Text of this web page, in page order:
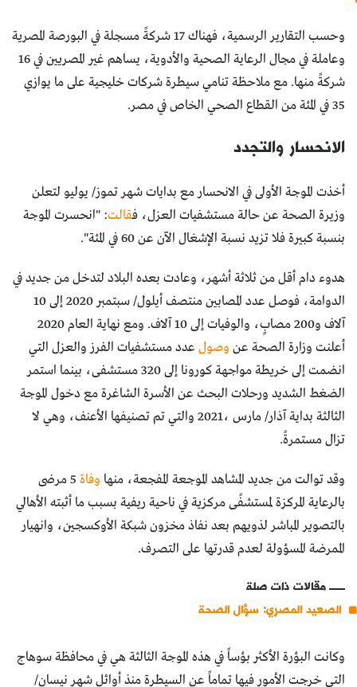
وحسب التقارير الرسمية، فهناك 17 شركةً مسجلة في البورصة المصرية
وعاملة في مجال الرعاية الصحية والأدوية، يساهم غير المصريين في 16
شركةً منها. مع ملاحظة تنامي سيطرة شركات خليجية على ما يوازي
35 في المئة من القطاع الصحي الخاص في مصر.
الانحسار والتجدد
أخذت الموجة الأولى في الانحسار مع بدايات شهر تموز/ يوليو لتعلن
وزيرة الصحة عن حالة مستشفيات العزل، فقالت: "انحسرت الموجة
بنسبة كبيرة فلا تزيد نسبة الإشغال الآن عن 60 في المئة".
هدوء دام أقل من ثلاثة أشهر، وعادت بعده البلاد لتدخل من جديد في
الدوامة، فوصل عدد المصابين منتصف أيلول/ سبتمبر 2020 إلى 10
آلاف و200 مصابٍ، والوفيات إلى 10 آلاف. ومع نهاية العام 2020
أعلنت وزارة الصحة عن وصول عدد مستشفيات الفرز والعزل التي
انضمت إلى خريطة مواجهة كورونا إلى 320 مستشفى، بينما استمر
الضغط الشديد ورحلات البحث عن الأسرة الشاغرة مع دخول الموجة
الثالثة بداية آذار/ مارس ،2021 والتي تم تصنيفها الأعنف، وهي لا
تزال مستمرةً.
وقد توالت من جديد المشاهد الموجعة المفجعة، منها وفاة
5 مرضى
بالرعاية المركزة لمستشفًى مركزية في ناحية ريفية بسبب ما أثبته الأهالي
بالتصوير المباشر لذويهم بعد نفاذ مخزون شبكة الأوكسجين، وانهيار
الممرضة المسؤولة لعدم قدرتها على التصرف.
مقالات ذات صلة
الصعيد المصري: سؤال الصحة
وكانت البؤرة الأكثر بؤساً في هذه الموجة الثالثة هي في محافظة سوهاج
التي خرجت الأمور فيها تماماً عن السيطرة منذ أوائل شهر نيسان/